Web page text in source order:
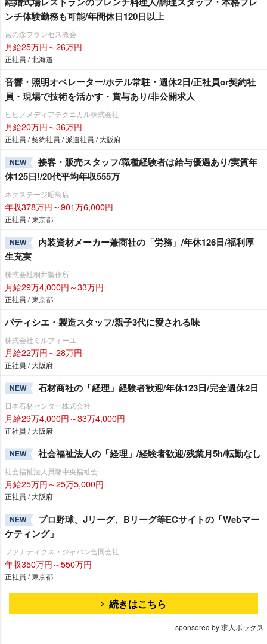
ンチ体験勤務も可能/年間休日120日以上
宮の森フランセス教会
月給25万円～26万円
正社員 / 北海道
音響・照明オペレーター/ホテル常駐・週休2日/正社員or契約社
員・現場で技術を活かす・賞与あり/非公開求人
ヒビノメディアテクニカル株式会社
月給20万円～36万円
正社員 / 契約社員 / 派遣社員 / 大阪府
NEW
接客・販売スタッフ/職種経験者は給与優遇あり/実質年
休125日!/20代平均年収555万
ネクステージ昭島店
年収378万円～901万6,000円
正社員 / 東京都
NEW
内装資材メーカー兼商社の「労務」/年休126日/福利厚
生充実
株式会社桐井製作所
月給29万4,000円～33万円
正社員 / 東京都
パティシエ・製造スタッフ/親子3代に愛される味
株式会社ミルフィーユ
月給22万円～28万円
正社員 / 大阪府
NEW 石材商社の「経理」経験者歓迎/年休123日/完全週休2日
日本石材センター株式会社
月給29万4,000円～33万4,000円
正社員 / 大阪府
NEW 社会福祉法人の「経理」/経験者歓迎/残業月5h/転勤なし
社会福祉法人貝塚中央福祉会
月給25万円～25万5,000円
正社員 / 大阪府
NEW
プロ野球、Jリーグ、Bリーグ等ECサイトの「Webマー
ケティング」
ファナティクス・ジャパン合同会社
年収350万円～550万円
正社員 / 東京都
続きはこちら
sponsored by 求人ボックス